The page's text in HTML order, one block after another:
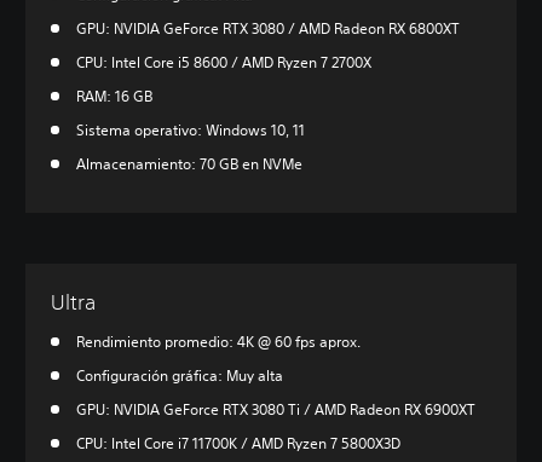
GPU: NVIDIA GeForce RTX 3080 / AMD Radeon RX 6800XT
CPU: Intel Core i5 8600 / AMD Ryzen 7 2700X
RAM: 16 GB
Sistema operativo: Windows 10, 11
Almacenamiento: 70 GB en NVMe
Ultra
Rendimiento promedio: 4K @ 60 fps aprox.
Configuración gráfica: Muy alta
GPU: NVIDIA GeForce RTX 3080 Ti / AMD Radeon RX 6900XT
CPU: Intel Core i7 11700K / AMD Ryzen 7 5800X3D